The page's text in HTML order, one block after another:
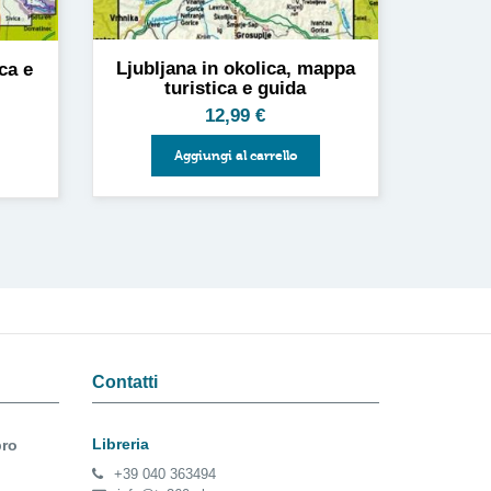
e
Ljubljana in okolica, mappa
turistica e guida
12,99€
Aggiungi al carrello
Contatti
Libreria
+39 040 363494